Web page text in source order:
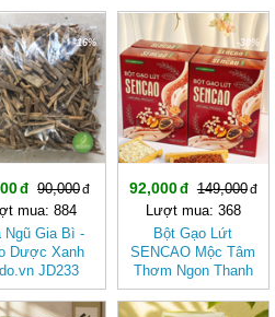
-16%
90,000
mua: 884
Ngũ Gia Bì -
Dược Xanh
JD233
v2
-38%
92,000
149,000
Lượt mua: 368
Bột Gạo Lứt
SENCAO Mộc Tâm
Thơm Ngon Thanh
Nhẹ, Phù Hợp Ăn
Kiêng